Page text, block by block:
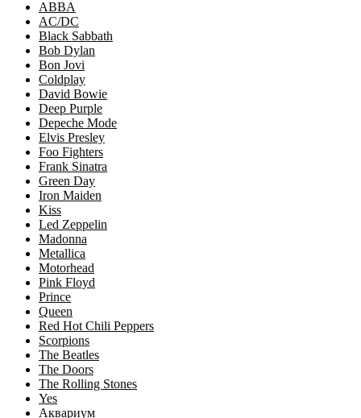
ABBA
AC/DC
Black Sabbath
Bob Dylan
Bon Jovi
Coldplay
David Bowie
Deep Purple
Depeche Mode
Elvis Presley
Foo Fighters
Frank Sinatra
Green Day
Iron Maiden
Kiss
Led Zeppelin
Madonna
Metallica
Motorhead
Pink Floyd
Prince
Queen
Red Hot Chili Peppers
Scorpions
The Beatles
The Doors
The Rolling Stones
Yes
Аквариум